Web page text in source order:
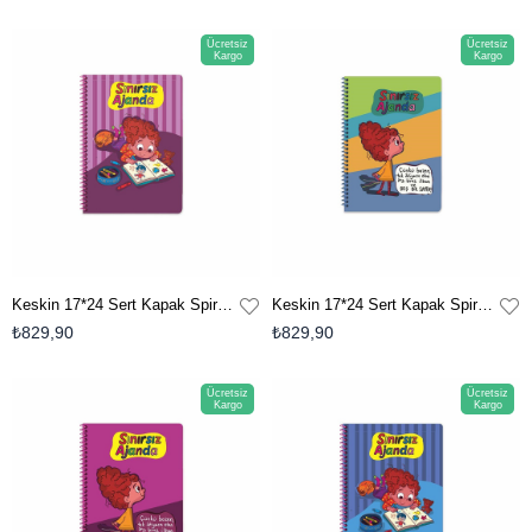
Keskin 17*24 Sert Kapak Spiralli Sınırsız Ajanda - No:1
₺829,90
Ücretsiz
Kargo
Keskin 17*24 Sert Kapak Spiralli Sınırsız Ajanda - No:4
₺829,90
Ücretsiz
Kargo
Ücretsiz
Kargo
Ücretsiz
Kargo